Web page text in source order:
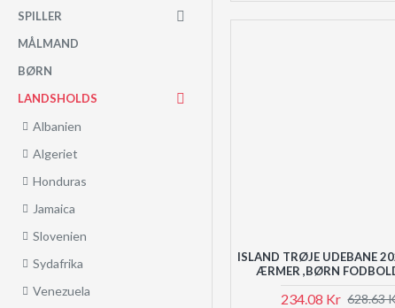
SPILLER
MÅLMAND
BØRN
LANDSHOLDS
Albanien
Algeriet
Honduras
Jamaica
Slovenien
Sydafrika
Venezuela
ISLAND TRØJE UDEBANE
ÆRMER ,BØRN
234.08 Kr 628.63